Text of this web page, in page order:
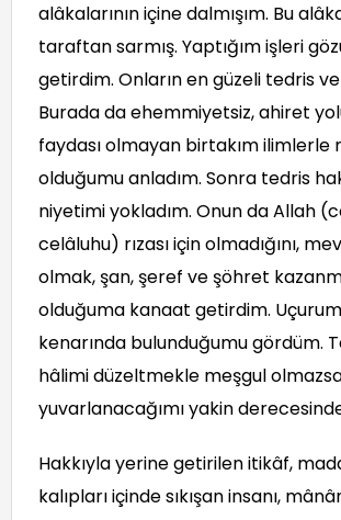
alâkalarının içine dalmışım. Bu
taraftan sarmış. Yaptığım işleri
getirdim. Onların en güzeli tedris
Burada da ehemmiyetsiz, ahiret
faydası olmayan birtakım ilimlerle
olduğumu anladım. Sonra tedris
niyetimi yokladım. Onun da Allah
celâluhu) rızası için olmadığını,
olmak, şan, şeref ve şöhret
olduğuma kanaat getirdim.
kenarında bulunduğumu gördüm.
hâlimi düzeltmekle meşgul
yuvarlanacağımı yakin
Hakkıyla yerine getirilen itikâf,
kalıpları içinde sıkışan insanı,